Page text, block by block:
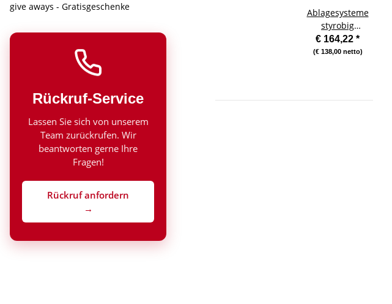
Ablagesysteme
styrobig
styropost Trio
Tower 12 Fächer
€ 164,22 *
(€ 138,00 netto)
give aways - Gratisgeschenke
Rückruf-Service
Lassen Sie sich von unserem
Team zurückrufen. Wir
beantworten gerne Ihre
Fragen!
Rückruf anfordern
→